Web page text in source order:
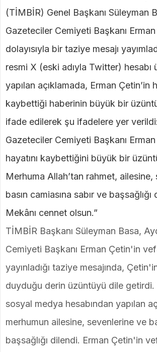
(TİMBİR) Genel Başkanı Süleyman
Gazeteciler Cemiyeti Başkanı Erman
dolayısıyla bir taziye mesajı
resmi X (eski adıyla Twitter) hesabı
yapılan açıklamada, Erman Çetin’in
kaybettiği haberinin büyük bir
ifade edilerek şu ifadelere yer verildi:
Gazeteciler Cemiyeti Başkanı Erman
hayatını kaybettiğini büyük bir
Merhuma Allah’tan rahmet,
basın camiasına sabır ve
Mekânı cennet olsun.”
TİMBİR Başkanı Süleyman Basa,
Cemiyeti Başkanı Erman Çetin'in
yayınladığı taziye mesajında,
duyduğu derin üzüntüyü dile
sosyal medya hesabından yapılan
merhumun ailesine, sevenlerine ve
başsağlığı dilendi. Erman Çetin'in